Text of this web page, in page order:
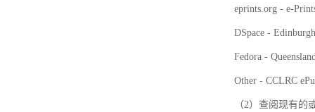
eprints.org - e-
DSpace -
Fedora -
Other - CCLRC
（2）查阅现有